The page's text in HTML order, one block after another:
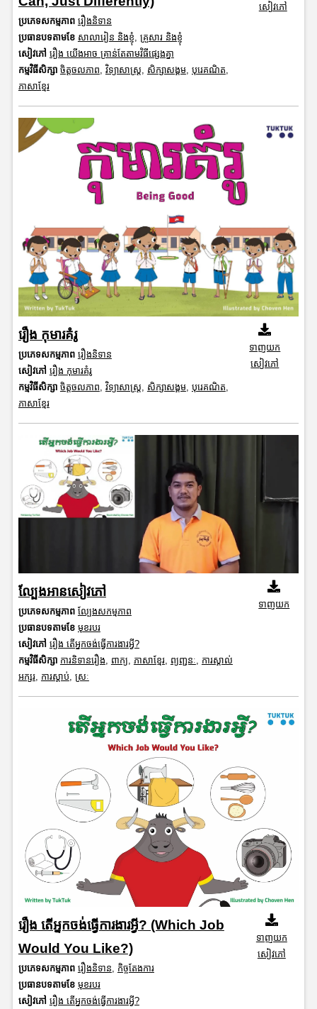
ប្រភេទសកម្មភាព រឿងនិទាន
ប្រធានបទតាមខែ សាលារៀន និងខ្ញុំ គ្រួសារ និងខ្ញុំ
សៀវភៅ រឿង យើងអាច គ្រាន់តែតាមវិធីផ្សេងគ្នា
កម្មវិធីសិក្សា ចិត្តចលភាព វិទ្យាសាស្រ្ត សិក្សាសង្គម, បុរេគណិត
ភាសាខ្មែរ
សៀវភៅ
រឿង កុមារគំរូ
ប្រភេទសកម្មភាព រឿងនិទាន
សៀវភៅ រឿង កុមារគំរូ
កម្មវិធីសិក្សា ចិត្តចលភាព, វិទ្យាសាស្រ្ត, សិក្សាសង្គម, បុរេគណិត,
ភាសាខ្មែរ
ទាញយក
សៀវភៅ
ល្បែងអានសៀវភៅ
ប្រភេទសកម្មភាព ល្បែងសកម្មភាព
ប្រធានបទតាមខែ មុខរបរ
សៀវភៅ រឿង តើអ្នកចង់ធ្វើការងារអ្វី?
កម្មវិធីសិក្សា ការនិទានរឿង ពាក្យ ភាសាខ្មែរ, ព្យញ្ជនៈ
ការស្គាល់
អក្សរ, ការស្តាប់, ស្រៈ
ទាញយក
រឿង តើអ្នកចង់ធ្វើការងារអ្វី? (Which Job
Would You Like?)
ប្រភេទសកម្មភាព រឿងនិទាន
កិច្ចតែងការ
ប្រធានបទតាមខែ មុខរបរ
សៀវភៅ រឿង តើអ្នកចង់ធ្វើការងារអ្វី?
ទាញយក
សៀវភៅ